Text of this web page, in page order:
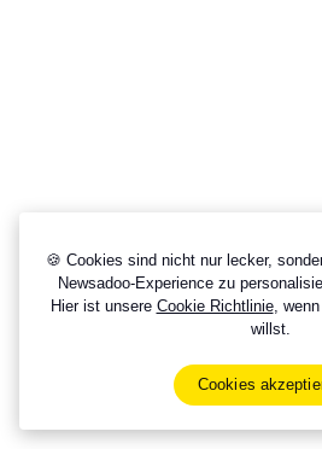
🍪 Cookies sind nicht nur lecker,
Newsadoo-Experience zu
Hier ist unsere Cookie Richtlinie,
willst.
Cookies